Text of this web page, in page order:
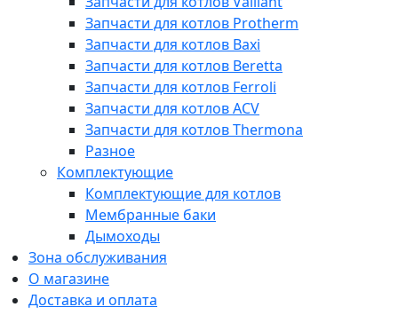
Запчасти для котлов Protherm
Запчасти для котлов Baxi
Запчасти для котлов Beretta
Запчасти для котлов Ferroli
Запчасти для котлов ACV
Запчасти для котлов Thermona
Разное
Комплектующие
Комплектующие для котлов
Мембранные баки
Дымоходы
Зона обслуживания
О магазине
Доставка и оплата